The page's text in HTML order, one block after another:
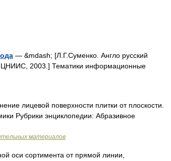
— &mdash; [Л.Г.Суменко. Англо русский
2003.] Тематики информационные
лицевой поверхности плитки от плоскости.
Рубрики энциклопедии: Абразивное
материалов
оси сортимента от прямой линии,